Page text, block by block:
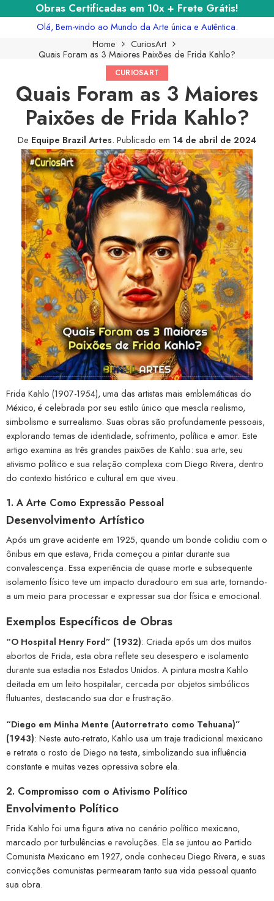
Obras Certificadas em 10x + Frete Grátis!
Olá, Bem-vindo ao Mundo da Arte única e Autêntica.
Home
CuriosArt
Quais Foram as 3 Maiores Paixões de Frida Kahlo?
CURIOSART
Quais Foram as 3 Maiores
Paixões de Frida Kahlo?
De Equipe Brazil Artes. Publicado em 14 de abril de 2024
Frida Kahlo (1907-1954), uma das artistas mais emblemáticas do
México, é celebrada por seu estilo único que mescla realismo,
simbolismo e surrealismo. Suas obras são profundamente pessoais,
explorando temas de identidade, sofrimento, política e amor. Este
artigo examina as três grandes paixões de Kahlo: sua arte, seu
ativismo político e sua relação complexa com Diego Rivera, dentro
do contexto histórico e cultural em que viveu.
1. A Arte Como Expressão Pessoal
Desenvolvimento Artístico
Após um grave acidente em 1925, quando um bonde colidiu com o
ônibus em que estava, Frida começou a pintar durante sua
convalescença. Essa experiência de quase morte e subsequente
isolamento físico teve um impacto duradouro em sua arte, tornando-
a um meio para processar e expressar sua dor física e emocional.
Exemplos Específicos de Obras
“O Hospital Henry Ford” (1932): Criada após um dos muitos
abortos de Frida, esta obra reflete seu desespero e isolamento
durante sua estadia nos Estados Unidos. A pintura mostra Kahlo
deitada em um leito hospitalar, cercada por objetos simbólicos
flutuantes, destacando sua dor e frustração.
“Diego em Minha Mente (Autorretrato como Tehuana)”
(1943): Neste auto-retrato, Kahlo usa um traje tradicional mexicano
e retrata o rosto de Diego na testa, simbolizando sua influência
constante e muitas vezes opressiva sobre ela.
2. Compromisso com o Ativismo Político
Envolvimento Político
Frida Kahlo foi uma figura ativa no cenário político mexicano,
marcado por turbulências e revoluções. Ela se juntou ao Partido
Comunista Mexicano em 1927, onde conheceu Diego Rivera, e suas
convicções comunistas permearam tanto sua vida pessoal quanto
sua obra.